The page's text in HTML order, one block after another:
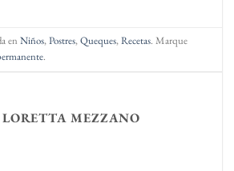
enNiños,Postres,Queques,Recetas. Marque
.
LORETTA MEZZANO